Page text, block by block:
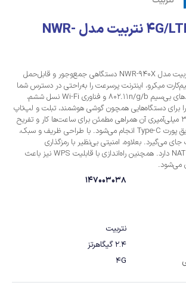
مودم جیبی 4G/LTE نتربیت مدل NWR-
مودم جیبی 4G/LTE نتربیت مدل NWR-940X دستگاهی جمع‌وجور و قابل‌حمل
میکرو، اینترنت پرسرعت را به‌راحتی در دسترس شما
قرار می‌دهد. با استانداردهای بی‌سیم 802.11n/g/b و فناوری Wi-Fi نسل ششم،
را برای دستگاه‌هایی همچون گوشی هوشمند، تبلت و لپ‌تاپ
فراهم می‌کند. باتری 3000 میلی‌آمپری آن همراهی مطمئن برای ساعت‌ها کار و تفریح
است. شارژ آن نیز از طریق پورت Type-C انجام می‌شود. با طراحی ظریف و سبک،
می‌گیرد. بعلاوه، امنیتی بی‌نظیر با رمزگذاری
WAP/WPA2 و فایروال NAT دارد. همچنین راه‌اندازی با قابلیت WPS نیز باعث
می‌شود.
147003038
نتربیت
2.4 گیگاهرتز
4G